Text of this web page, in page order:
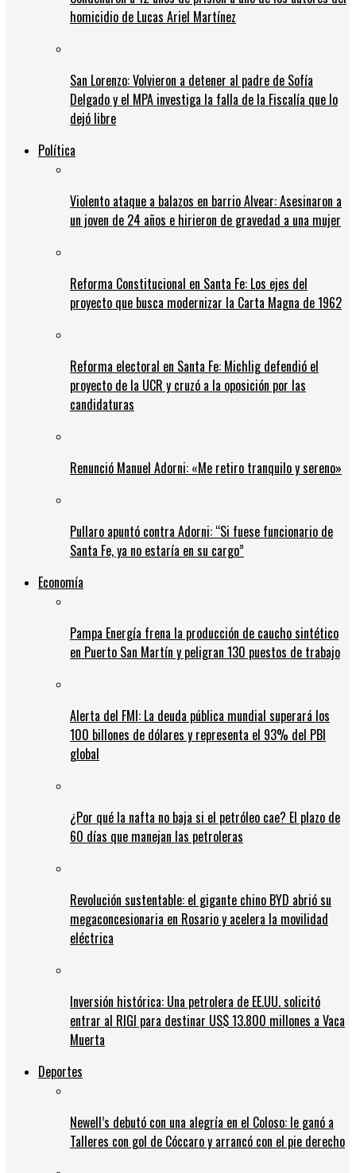
homicidio de Lucas Ariel Martínez
San Lorenzo: Volvieron a detener al padre de Sofía
Delgado y el MPA investiga la falla de la Fiscalía que lo
dejó libre
Política
Violento ataque a balazos en barrio Alvear: Asesinaron a
un joven de 24 años e hirieron de gravedad a una mujer
Reforma Constitucional en Santa Fe: Los ejes del
proyecto que busca modernizar la Carta Magna de 1962
Reforma electoral en Santa Fe: Michlig defendió el
proyecto de la UCR y cruzó a la oposición por las
candidaturas
Renunció Manuel Adorni: «Me retiro tranquilo y sereno»
Pullaro apuntó contra Adorni: “Si fuese funcionario de
Santa Fe, ya no estaría en su cargo”
Economía
Pampa Energía frena la producción de caucho sintético
en Puerto San Martín y peligran 130 puestos de trabajo
Alerta del FMI: La deuda pública mundial superará los
100 billones de dólares y representa el 93% del PBI
global
¿Por qué la nafta no baja si el petróleo cae? El plazo de
60 días que manejan las petroleras
Revolución sustentable: el gigante chino BYD abrió su
megaconcesionaria en Rosario y acelera la movilidad
eléctrica
Inversión histórica: Una petrolera de EE.UU. solicitó
entrar al RIGI para destinar US$ 13.800 millones a Vaca
Muerta
Deportes
Newell’s debutó con una alegría en el Coloso: le ganó a
Talleres con gol de Cóccaro y arrancó con el pie derecho